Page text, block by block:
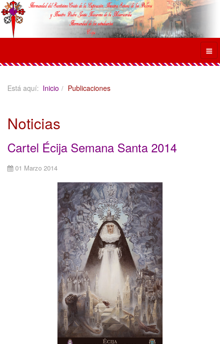
Está aquí: Inicio Publicaciones
Noticias
Cartel Écija Semana Santa 2014
01 Marzo 2014